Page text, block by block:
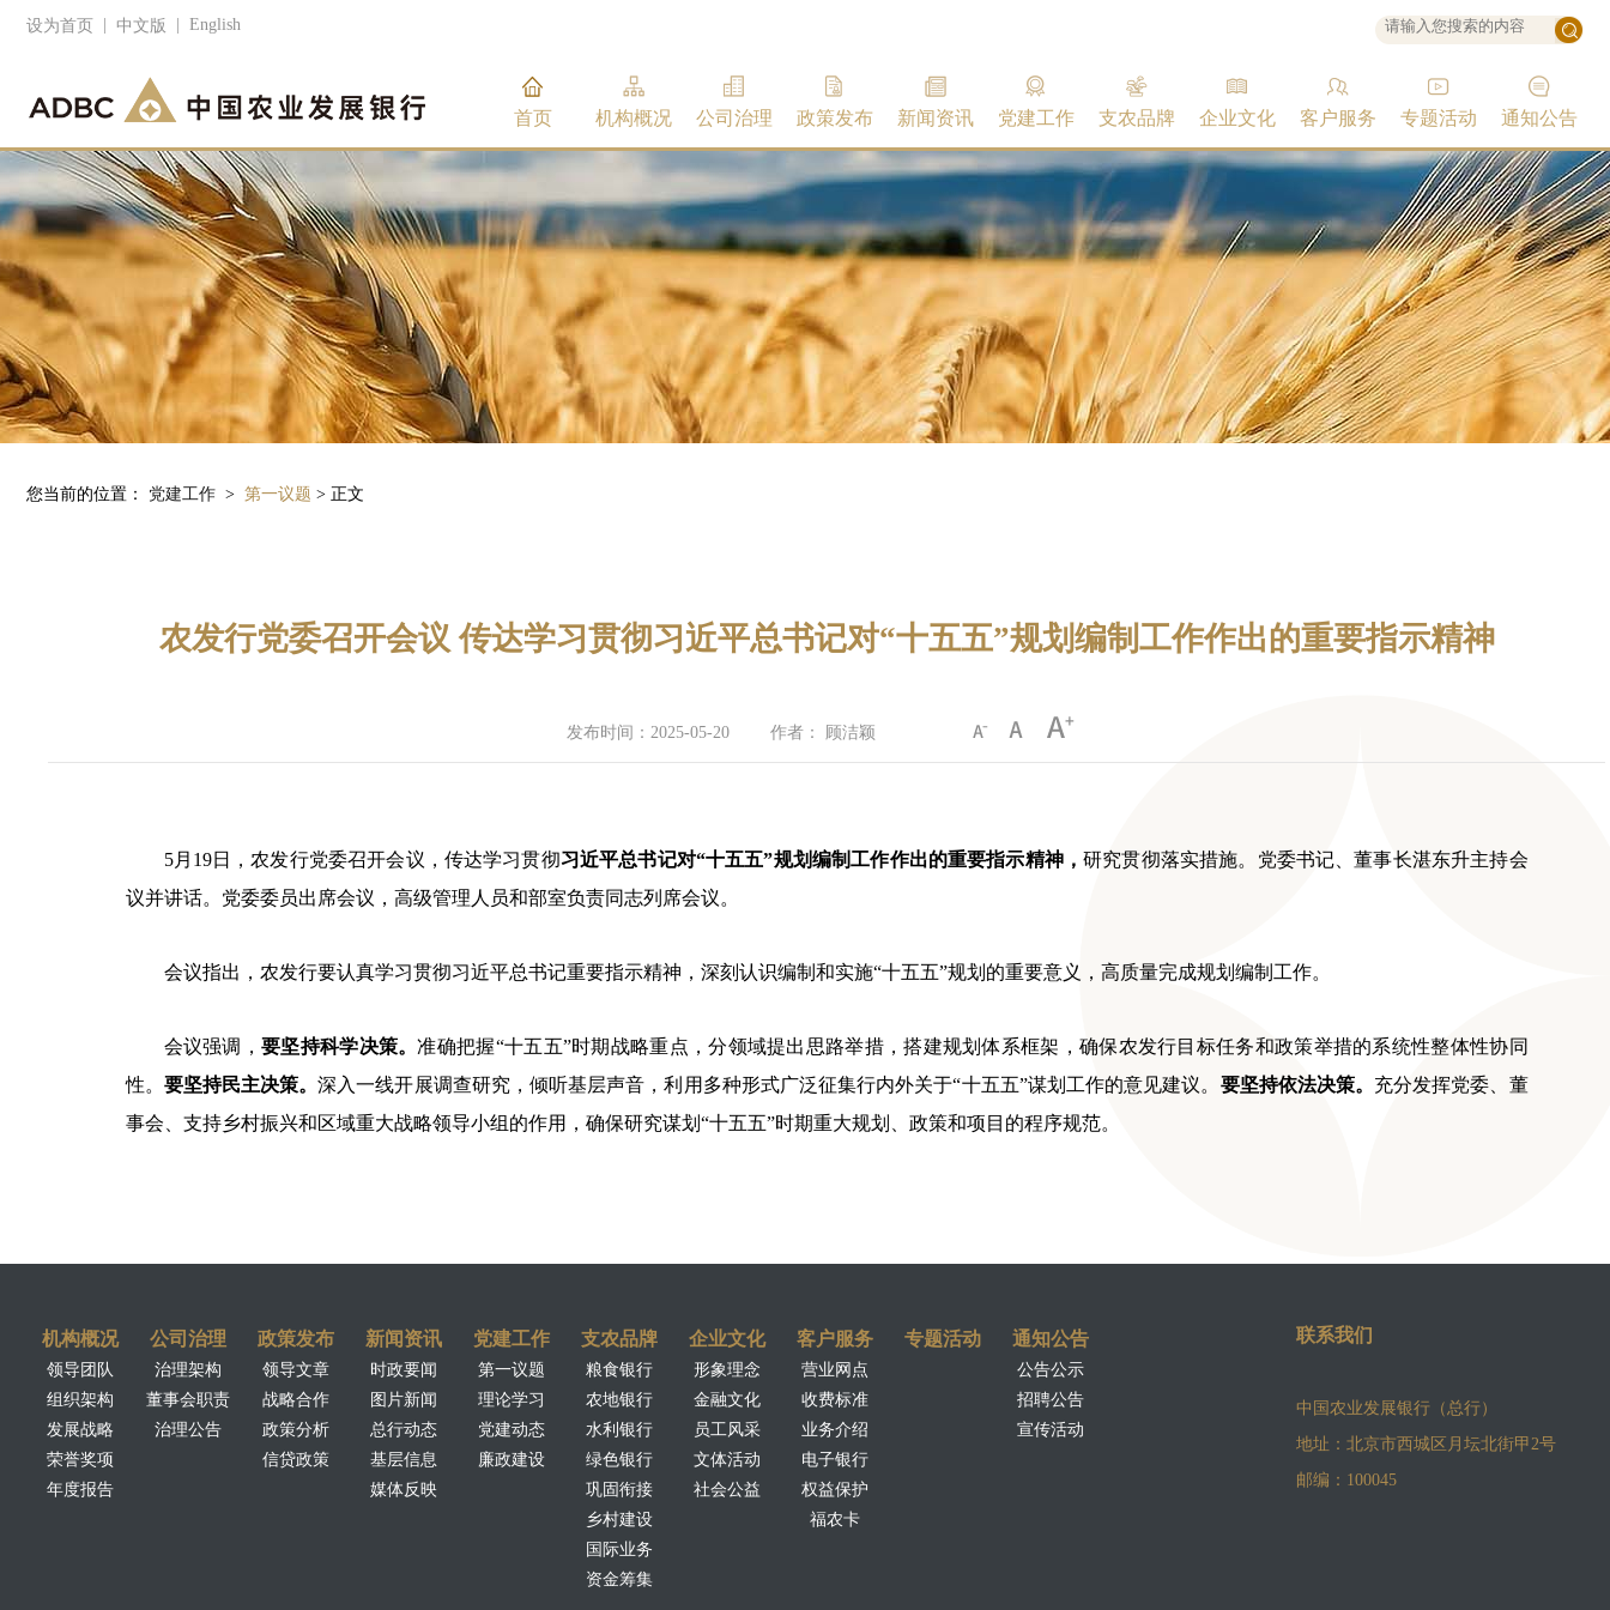
设为首页 中文版 English
首页 机构概况 公司治理 政策发布 新闻资讯 党建工作 支农品牌 企业文化 客户服务 专题活动 通知公告
您当前的位置： 党建工作 > 第一议题 > 正文
农发行党委召开会议 传达学习贯彻习近平总书记对“十五五”规划编制工作作出的重要指示精神
发布时间：2025-05-20 作者： 顾洁颖
5月19日，农发行党委召开会议，传达学习贯彻习近平总书记对“十五五”规划编制工作作出的重要指示精神，研究贯彻落实措施。党委书记、董事长湛东升主持会
议并讲话。党委委员出席会议，高级管理人员和部室负责同志列席会议。
会议指出，农发行要认真学习贯彻习近平总书记重要指示精神，深刻认识编制和实施“十五五”规划的重要意义，高质量完成规划编制工作。
会议强调， 要坚持科学决策。准确把握“十五五”时期战略重点，分领域提出思路举措，搭建规划体系框架，确保农发行目标任务和政策举措的系统性整体性协同
性。 要坚持民主决策。深入一线开展调查研究，倾听基层声音，利用多种形式广泛征集行内外关于“十五五”谋划工作的意见建议。 要坚持依法决策。 充分发挥党委、董
事会、支持乡村振兴和区域重大战略领导小组的作用，确保研究谋划 “十五五”时期重大规划、政策和项目的程序规范。
机构概况
领导团队
组织架构
发展战略
荣誉奖项
年度报告
公司治理
治理架构
董事会职责
治理公告
政策发布
领导文章
战略合作
政策分析
信贷政策
新闻资讯
时政要闻
图片新闻
总行动态
基层信息
媒体反映
党建工作
第一议题
理论学习
党建动态
廉政建设
支农品牌
粮食银行
农地银行
水利银行
绿色银行
巩固衔接
乡村建设
国际业务
资金筹集
企业文化
形象理念
金融文化
员工风采
文体活动
社会公益
客户服务
营业网点
收费标准
业务介绍
电子银行
权益保护
福农卡
专题活动 通知公告
公告公示
招聘公告
宣传活动
联系我们
中国农业发展银行（总行）
地址：北京市西城区月坛北街甲2号
邮编：100045